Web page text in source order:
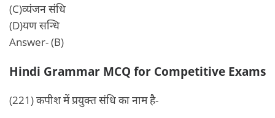
(C)व्यंजन संधि
(D)यण सन्धि
Answer- (B)
Hindi Grammar MCQ for Competitive Exams
(221) कपीश में प्रयुक्त संधि का नाम है-